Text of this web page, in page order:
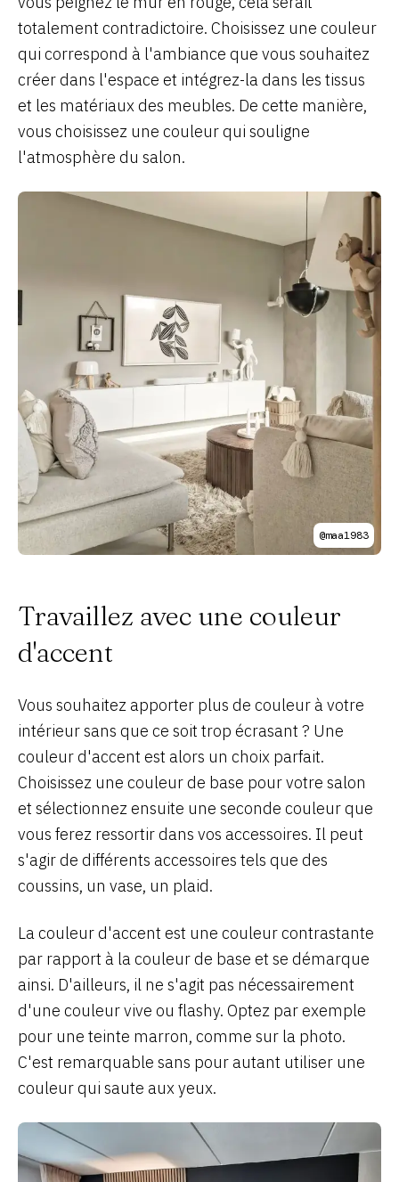
totalement contradictoire. Choisissez une couleur
qui correspond à l'ambiance que vous souhaitez
créer dans l'espace et intégrez-la dans les tissus
et les matériaux des meubles. De cette manière,
vous choisissez une couleur qui souligne
l'atmosphère du salon.
@maa1983
Travaillez avec une couleur
d'accent
Vous souhaitez apporter plus de couleur à votre
intérieur sans que ce soit trop écrasant ? Une
couleur d'accent est alors un choix parfait.
Choisissez une couleur de base pour votre salon
et sélectionnez ensuite une seconde couleur que
vous ferez ressortir dans vos accessoires. Il peut
s'agir de différents accessoires tels que des
coussins, un vase, un plaid.
La couleur d'accent est une couleur contrastante
par rapport à la couleur de base et se démarque
ainsi. D'ailleurs, il ne s'agit pas nécessairement
d'une couleur vive ou flashy. Optez par exemple
pour une teinte marron, comme sur la photo.
C'est remarquable sans pour autant utiliser une
couleur qui saute aux yeux.